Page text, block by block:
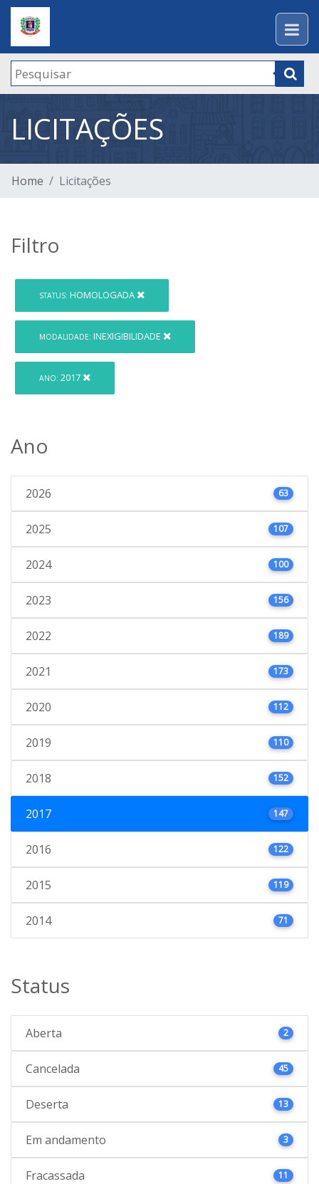
LICITAÇÕES
Home Licitações
Filtro
STATUS: HOMOLOGADA
MODALIDADE: INEXIGIBILIDADE
ANO: 2017
Ano
2026 63
2025 107
2024 100
2023 156
2022 189
2021 173
2020 112
2019 110
2018 152
2017 147
2016 122
2015 119
2014 71
Status
Aberta 2
Cancelada 45
Deserta 13
Em andamento 3
Fracassada 11